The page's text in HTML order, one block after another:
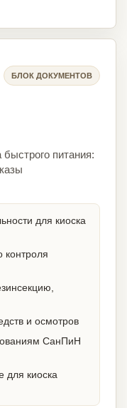
БЛОК ДОКУМЕНТОВ
питания:
для киоска
контроля
и осмотров
СанПиН
для киоска